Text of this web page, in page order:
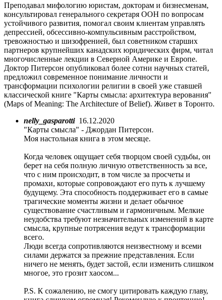
Преподавал мифологию юристам, докторам и бизнесменам,
консультировал генерального секретаря ООН по вопросам
устойчивого развития, помогал своим клиентам управлять
депрессией, обсессивно-компульсивным расстройством,
тревожностью и шизофренией, был советником старших
партнеров крупнейших канадских юридических фирм, читал
многочисленные лекции в Северной Америке и Европе.
Доктор Питерсон опубликовал более сотни научных статей,
предложил современное понимание личности и
трансформации психологии религии в своей уже ставшей
классической книге "Карты смысла: архитектура верования"
(Maps of Meaning: The Architecture of Belief). Живет в Торонто.
nelly_gasparotti 16.12.2020
"Карты смысла" - Джордан Питерсон.
Моя настольная книга в этом месяце.
Когда человек ощущает себя творцом своей судьбы, он
берет на себя полную личную ответственность за все,
что с ним происходит, в том числе за просчеты и
промахи, которые сопровождают его путь к лучшему
будущему. Эта способность поддерживает его в самые
трагические моменты жизни и делает обычное
существование счастливым и гармоничным. Мелкие
неудобства требуют незначительных изменений в карте
смысла, крупные потрясения ведут к трансформации
всего.
Люди всегда сопротивляются неизвестному и всеми
силами держатся за прежние представления. Если
ничего не менять, будет застой, если изменить слишком
многое, это грозит хаосом...
P.S. К сожалению, не смогу цитировать каждую главу,